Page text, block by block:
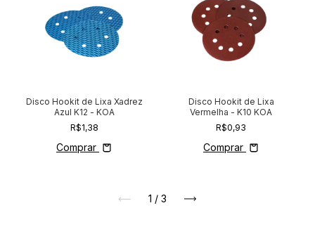
Disco Hookit de Lixa Xadrez
Azul K12 - KOA
R$1,38
Comprar
Disco Hookit de Lixa
Vermelha - K10 KOA
R$0,93
Comprar
1 / 3